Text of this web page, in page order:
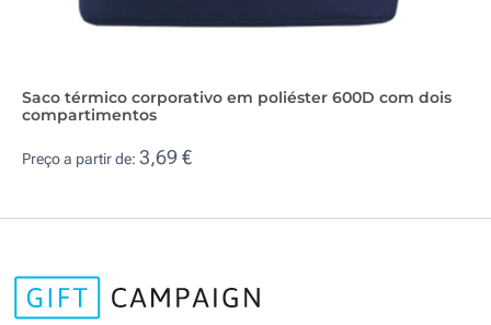
Saco térmico corporativo em poliéster 600D com dois
compartimentos
Preço a partir de: 3,69 €